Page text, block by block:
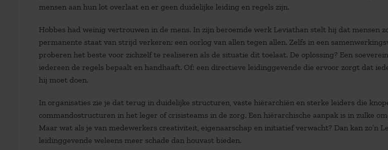
mensen aan hun lot overlaat en er geen duidelijke leiding en regels zijn.
Hobbes had weinig vertrouwen in de mens. In zijn beroemde werk Leviathan stelt hij dat mensen
permanente staat van strijd verkeren: een oorlog van allen tegen allen. Zelfs in een
proberen het beste voor zichzelf te realiseren als de situatie dit toelaat. De oplossing? Een
iedereen de regels bepaalt en handhaaft. Of: een directieve leidinggevende die ervoor zorgt dat
hij moet doen.
In organisaties zie je dat terug in duidelijke structuren, vaste hiërarchiën en sterke leiders die
commandostructuren in het leger of crisisteams in de zorg. Een hiërarchische aanpak is in zulke
Maar wat als je van medewerkers creativiteit, eigenaarschap en initiatief verwacht? Dan kan zo’n
leidinggevende weleens meer schade dan houvast bieden.